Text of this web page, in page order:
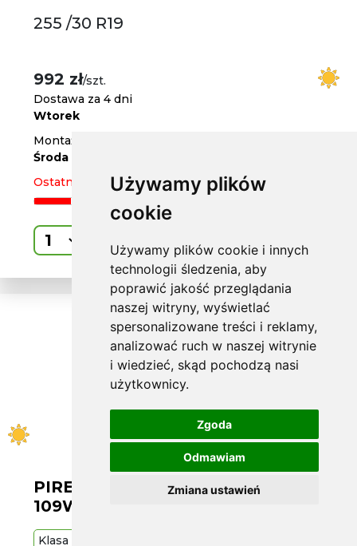
Używamy plików
cookie
Używamy plików cookie i innych
technologii śledzenia, aby
poprawić jakość przeglądania
naszej witryny, wyświetlać
spersonalizowane treści i reklamy,
analizować ruch w naszej witrynie
i wiedzieć, skąd pochodzą nasi
użytkownicy.
Zgoda
Odmawiam
Zmiana ustawień
255 /30 R19
992 zł/szt.
Dostawa za 4 dni
Wtorek
Montaż w serwisie za 5 dni
Środa
Ostatnia sztuka
PIRELLI L275/50 R20 SC VERDE
109W MO
Klasa